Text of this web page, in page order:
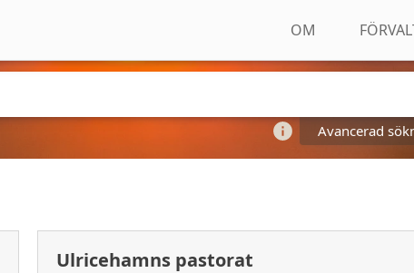
OM
Avancerad
Ulricehamns pastorat